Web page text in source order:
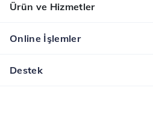
Ürün ve Hizmetler
Online İşlemler
Destek